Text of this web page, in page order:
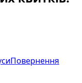
Повернення